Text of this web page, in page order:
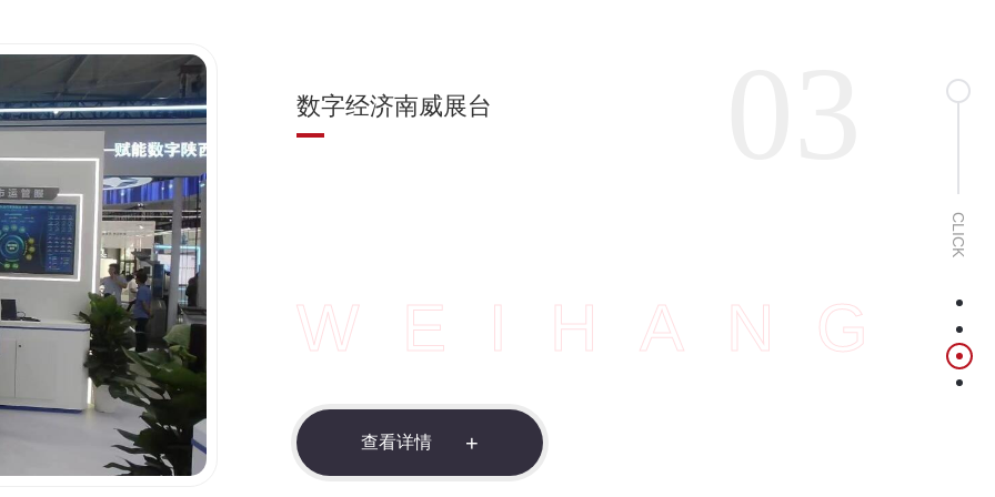
欧亚经济论坛应急展
WEIHANG
查看详情
CLICK